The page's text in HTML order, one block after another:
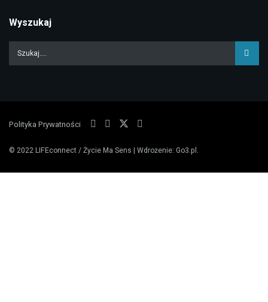
Wyszukaj
Polityka Prywatności
© 2022LIFEconnect / Życie Ma Sens | Wdrożenie: Go3.pl.